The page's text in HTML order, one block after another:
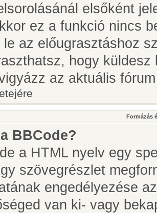
elsőként
ez a funkció nincs
le az előugrasztáshoz
hogy
az aktuális
Formázás
BBCode?
a HTML nyelv egy
szövegrészlet
engedélyezése
van ki- vagy